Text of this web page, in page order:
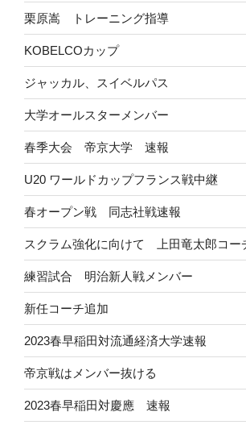
栗原嵩 トレーニング指導
KOBELCOカップ
ジャッカル、スイベルパス
大学オールスターメンバー
春季大会 帝京大学 速報
U20 ワールドカップフランス戦中継
春オープン戦 同志社戦速報
スクラム強化に向けて 上田竜太郎コー
練習試合 明治新人戦メンバー
新任コーチ追加
2023春早稲田対流通経済大学速報
帝京戦はメンバー抜ける
2023春早稲田対慶應 速報